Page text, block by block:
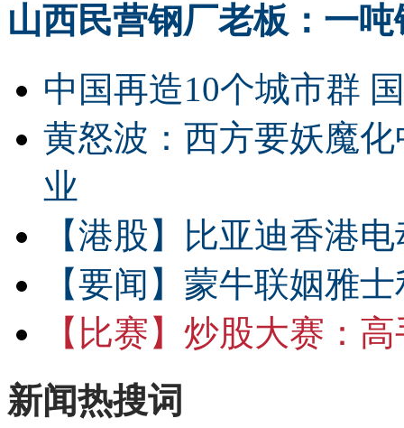
山西民营钢厂老板：一
中国再造10个城市群
黄怒波：西方要妖魔
业
【港股】
比亚迪香港
【要闻】 蒙牛联姻雅
【比赛】 炒股大赛：高
新闻热搜词